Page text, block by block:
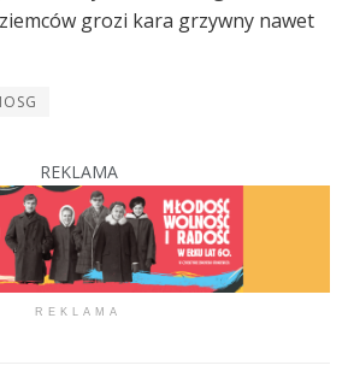
grozi kara grzywny nawet
REKLAMA
REKLAMA